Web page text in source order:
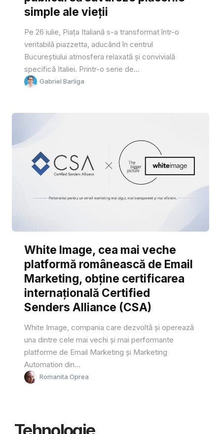
simple ale vieții
Pe 26 iulie, Piața Italiană s-a transformat într-o
veritabilă piazzetta, aducând în centrul
Bucureștiului atmosfera relaxată și convivială
specifică Italiei. Printr-o serie de...
Gabriel Barliga
White Image, cea mai veche
platformă românească de Email
Marketing, obține certificarea
internațională Certified
Senders Alliance (CSA)
White Image, compania care dezvoltă și operează
una dintre cele mai vechi și mai performante
platforme de Email Marketing și Marketing
Automation din...
Romanita Oprea